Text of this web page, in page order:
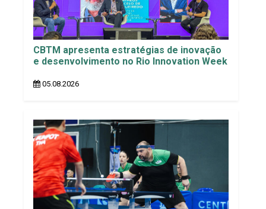
CBTM apresenta estratégias de inovação
e desenvolvimento no Rio Innovation Week
05.08.2026